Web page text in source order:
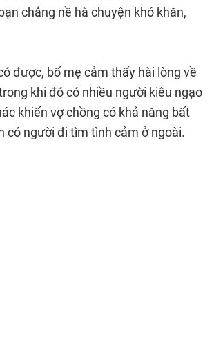
chẳng nề hà chuyện khó khăn,
được, bố mẹ cảm thấy hài lòng về
khi đó có nhiều người kiêu ngạo
khiến vợ chồng có khả năng bất
có người đi tìm tình cảm ở ngoài.